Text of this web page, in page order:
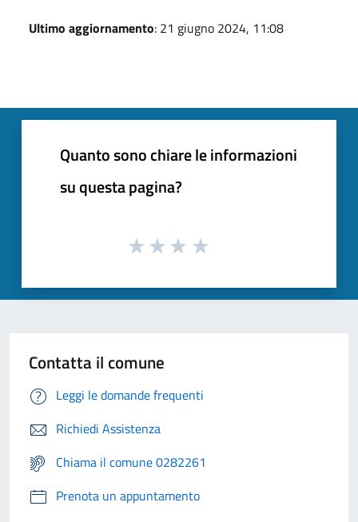
Ultimo aggiornamento: 21 giugno 2024, 11:08
Quanto sono chiare le informazioni
su questa pagina?
Contatta il comune
Leggi le domande frequenti
Richiedi Assistenza
Chiama il comune 0282261
Prenota un appuntamento